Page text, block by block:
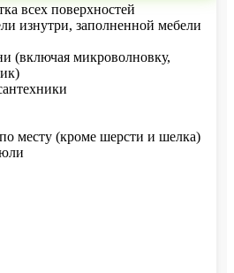
всех поверхностей
изнутри, заполненной мебели
(включая микроволновку,
месту (кроме шерсти и шелка)